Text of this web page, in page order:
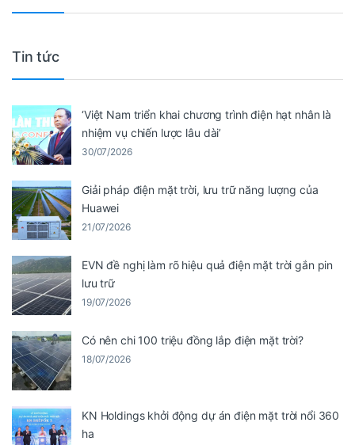
Tin tức
‘Việt Nam triển khai chương trình điện hạt nhân là
nhiệm vụ chiến lược lâu dài’
30/07/2026
Giải pháp điện mặt trời, lưu trữ năng lượng của
Huawei
21/07/2026
EVN đề nghị làm rõ hiệu quả điện mặt trời gắn pin
lưu trữ
19/07/2026
Có nên chi 100 triệu đồng lắp điện mặt trời?
18/07/2026
KN Holdings khởi động dự án điện mặt trời nổi 360
ha